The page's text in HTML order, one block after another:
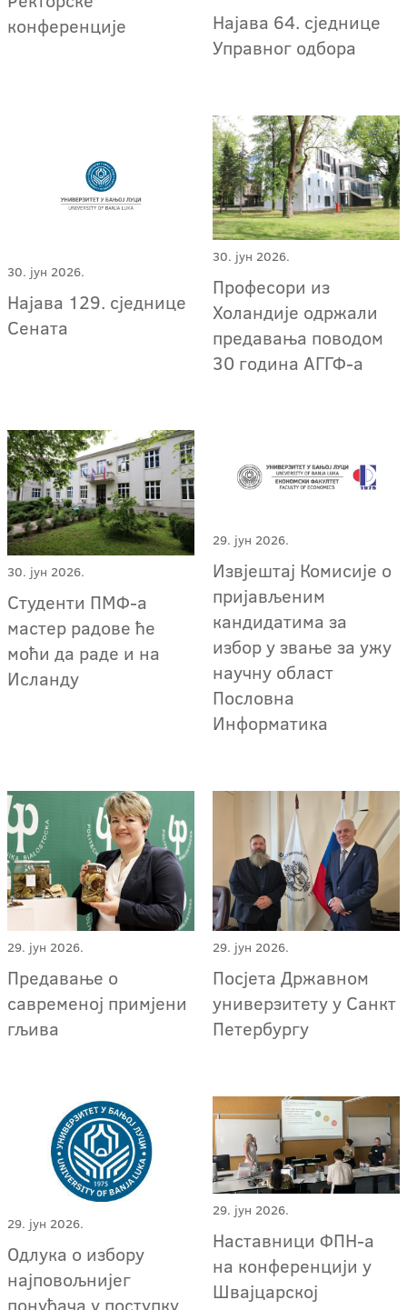
конференције
Најава 64. сједнице
Управног одбора
30. јун 2026.
Најава 129. сједнице
Сената
30. јун 2026.
Професори из
Холандије одржали
предавања поводом
30 година АГГФ-а
30. јун 2026.
Студенти ПМФ-а
мастер радове ће
моћи да раде и на
Исланду
29. јун 2026.
Извјештај Комисије о
пријављеним
кандидатима за
избор у звање за ужу
научну област
Пословна
Информатика
29. јун 2026.
Предавање о
савременој примјени
гљива
29. јун 2026.
Посјета Државном
универзитету у Санкт
Петербургу
29. јун 2026.
Одлука о избору
најповољнијег
понуђача у поступку
29. јун 2026.
Наставници ФПН-а
на конференцији у
Швајцарској